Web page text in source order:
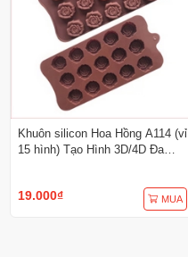
Khuôn silicon Hoa Hồng A114 (vỉ
15 hình) Tạo Hình 3D/4D Đa
19.000₫ MUA